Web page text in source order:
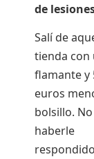
de
Salí de
tienda con
flamante y
euros
bolsillo.
haberle